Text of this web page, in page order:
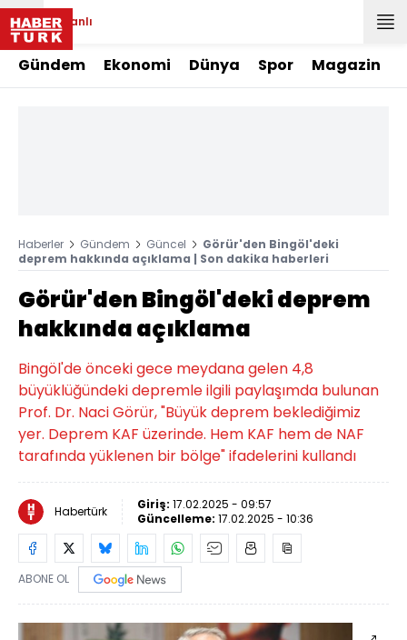
Canlı
Gündem Ekonomi Dünya Spor Magazin
Haberler Gündem Güncel
Görür'den Bingöl'deki
deprem hakkında açıklama | Son dakika haberleri
Görür'den Bingöl'deki deprem
hakkında açıklama
Bingöl'de önceki gece meydana gelen 4,8
büyüklüğündeki depremle ilgili paylaşımda bulunan
Prof. Dr. Naci Görür, "Büyük deprem beklediğimiz
yer. Deprem KAF üzerinde. Hem KAF hem de NAF
tarafında yüklenen bir bölge" ifadelerini kullandı
Habertürk Giriş: 17.02.2025 - 09:57
Güncelleme: 17.02.2025 - 10:36
ABONE OL